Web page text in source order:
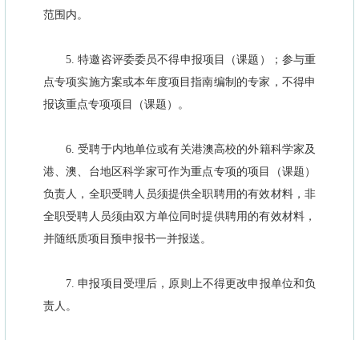
范围内。
5. 特邀咨评委委员不得申报项目（课题）；参与重
点专项实施方案或本年度项目指南编制的专家，不得申
报该重点专项项目（课题）。
6. 受聘于内地单位或有关港澳高校的外籍科学家及
港、澳、台地区科学家可作为重点专项的项目（课题）
负责人，全职受聘人员须提供全职聘用的有效材料，非
全职受聘人员须由双方单位同时提供聘用的有效材料，
并随纸质项目预申报书一并报送。
7. 申报项目受理后，原则上不得更改申报单位和负
责人。